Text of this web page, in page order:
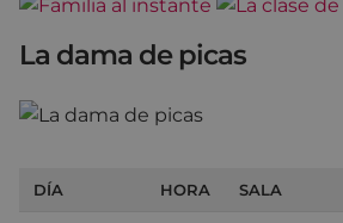
La dama de picas
DÍA HORA SALA